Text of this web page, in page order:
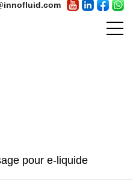
pour e-liquide